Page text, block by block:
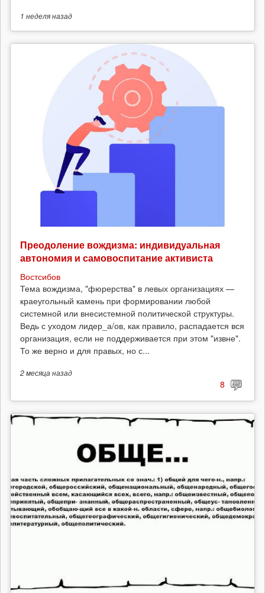
1 неделяназад
Преодоление вождизма: индивидуальная
автономия и самовоспитание активиста
Востсибов
Тема вождизма, "фюрерства" в левых организациях —
краеугольный камень при формировании любой
системной или внесистемной политической структуры.
Ведь с уходом лидер_а/ов, как правило, распадается вся
организация, если не поддерживается при этом "извне".
То же верно и для правых, но с...
2 месяца назад
8